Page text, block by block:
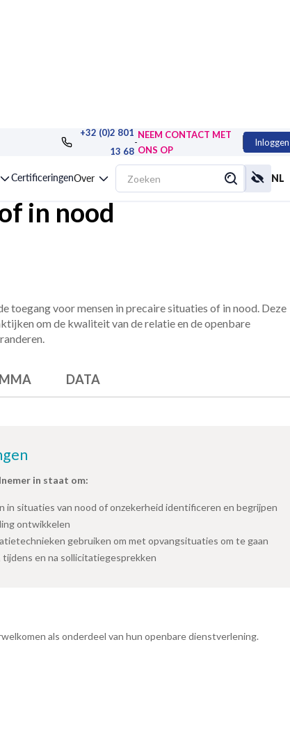
+32 (0)2 801
13 68
-
NEEM CONTACT MET
ONS OP
Inloggen
CertificeringenOver NL
verwelkomen in
in nood
toegang voor mensen in precaire situaties of in nood. Deze
om de kwaliteit van de relatie en de openbare
DATA
in staat om:
in situaties van nood of onzekerheid identificeren en begrijpen
ontwikkelen
gebruiken om met opvangsituaties om te gaan
en na sollicitatiegesprekken
als onderdeel van hun openbare dienstverlening.